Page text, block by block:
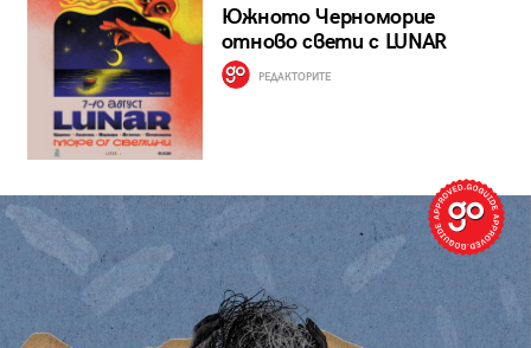
Южното Черноморие
отново свети с LUNAR
РЕДАКТОРИТЕ